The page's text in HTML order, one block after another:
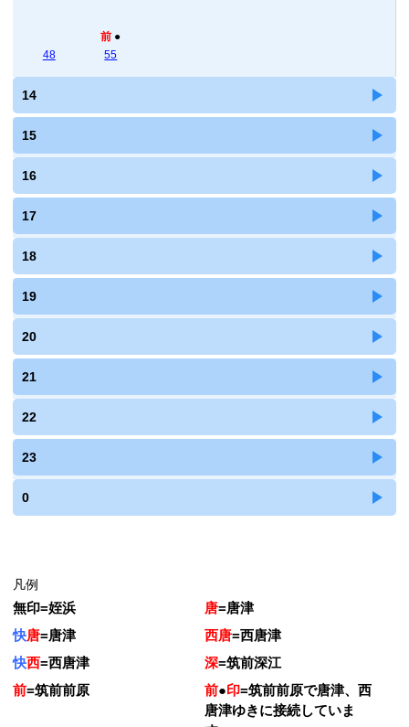
48
前 ●
55
14
15
16
17
18
19
20
21
22
23
0
凡例
無印=姪浜 唐=唐津
快唐=唐津 西唐=西唐津
快西=西唐津 深=筑前深江
前=筑前前原 前●印=筑前前原で唐津、西
唐津ゆきに接続していま